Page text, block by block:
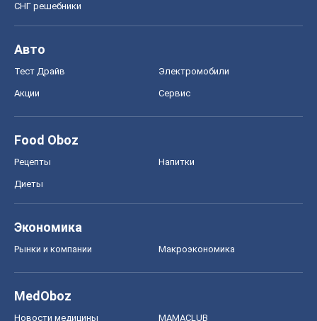
СНГ решебники
Авто
Тест Драйв Электромобили
Акции Сервис
Food Oboz
Рецепты Напитки
Диеты
Экономика
Рынки и компании Mакроэкономика
MedOboz
Новости медицины MAMACLUB